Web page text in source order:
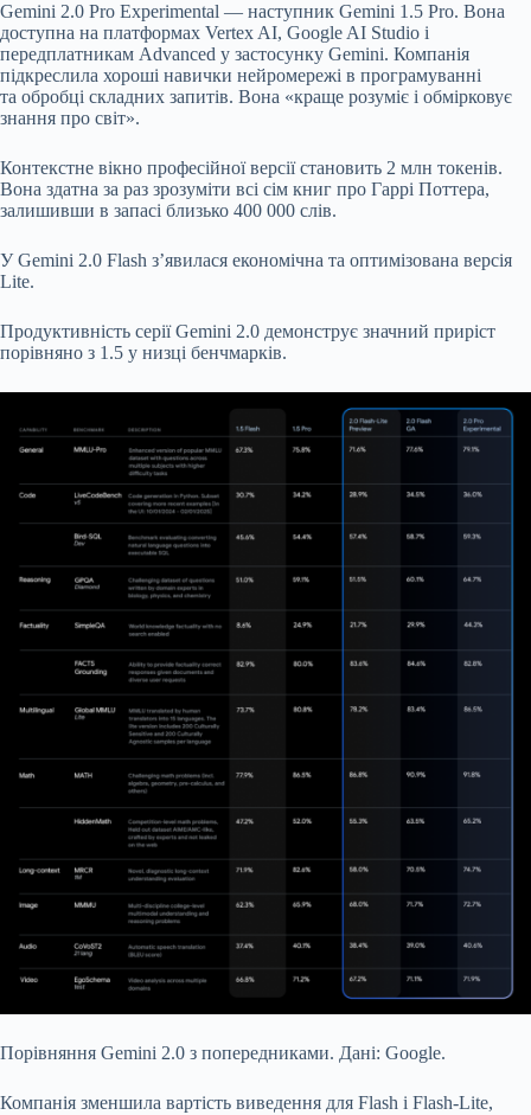
Gemini 2.0 Pro Experimental — наступник Gemini 1.5 Pro. Вона
доступна на платформах Vertex AI, Google AI Studio і
передплатникам Advanced у застосунку Gemini. Компанія
підкреслила хороші навички нейромережі в програмуванні
та обробці складних запитів. Вона «краще розуміє і обмірковує
знання про світ».
Контекстне вікно професійної версії становить 2 млн токенів.
Вона здатна за раз зрозуміти всі сім книг про Гаррі Поттера,
залишивши в запасі близько 400 000 слів.
У Gemini 2.0 Flash з’явилася економічна та оптимізована версія
Lite.
Продуктивність серії Gemini 2.0 демонструє значний приріст
порівняно з 1.5 у низці бенчмарків.
Порівняння Gemini 2.0 з попередниками. Дані: Google.
Компанія зменшила вартість виведення для Flash і Flash-Lite,